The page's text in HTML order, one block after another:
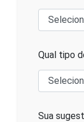
Qual tipo
Sua